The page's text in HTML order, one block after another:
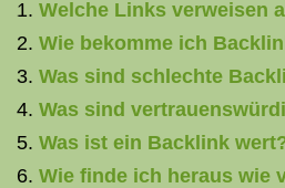
Welche Links verweisen
Wie bekomme ich
Was sind schlechte
Was sind
Was ist ein Backlink
Wie finde ich heraus wie